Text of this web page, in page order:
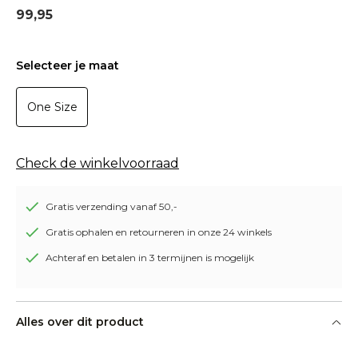
99,95
Selecteer je maat
One Size
Check de winkelvoorraad
Gratis verzending vanaf 50,-
Gratis ophalen en retourneren in onze 24 winkels
Achteraf en betalen in 3 termijnen is mogelijk
Alles over dit product